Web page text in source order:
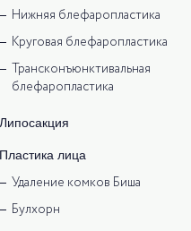
Нижняя блефаропластика
Круговая блефаропластика
Трансконъюнктивальная
блефаропластика
Липосакция
Пластика лица
Удаление комков Биша
Булхорн